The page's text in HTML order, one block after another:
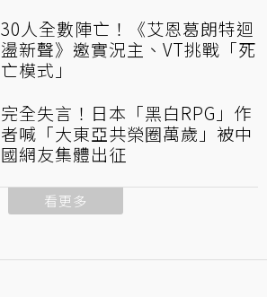
30人全數陣亡！《艾恩葛朗特迴
盪新聲》邀實況主、VT挑戰「死
亡模式」
完全失言！日本「黑白RPG」作
者喊「大東亞共榮圈萬歲」被中
國網友集體出征
看更多